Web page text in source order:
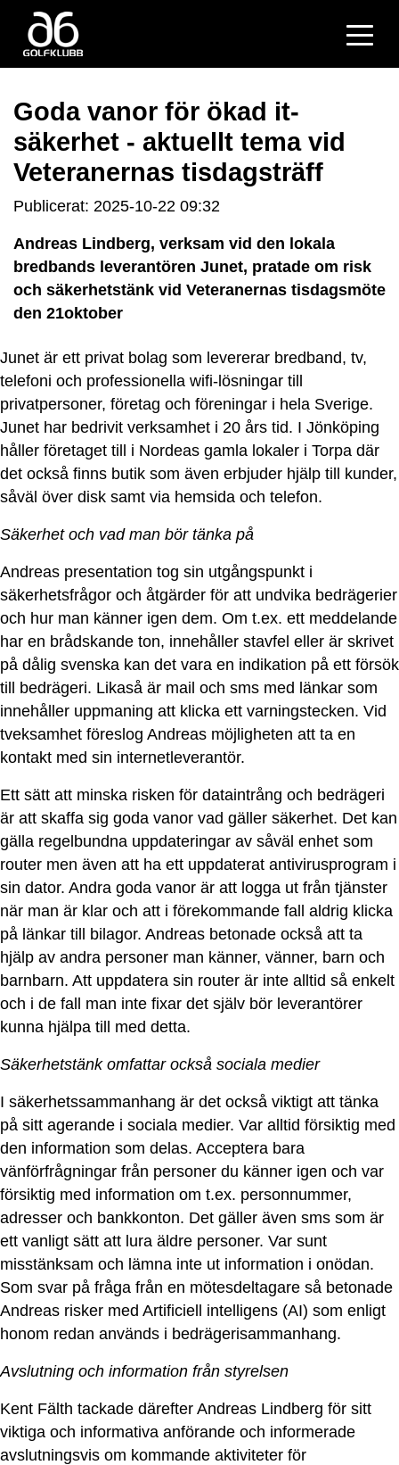
Goda vanor för ökad it-
säkerhet - aktuellt tema vid
Veteranernas tisdagsträff
Publicerat: 2025-10-22 09:32
Andreas Lindberg, verksam vid den lokala
bredbands leverantören Junet, pratade om risk
och säkerhetstänk vid Veteranernas tisdagsmöte
den 21oktober
Junet är ett privat bolag som levererar bredband, tv,
telefoni och professionella wifi-lösningar till
privatpersoner, företag och föreningar i hela Sverige.
Junet har bedrivit verksamhet i 20 års tid. I Jönköping
håller företaget till i Nordeas gamla lokaler i Torpa där
det också finns butik som även erbjuder hjälp till kunder,
såväl över disk samt via hemsida och telefon.
Säkerhet och vad man bör tänka på
Andreas presentation tog sin utgångspunkt i
säkerhetsfrågor och åtgärder för att undvika bedrägerier
och hur man känner igen dem. Om t.ex. ett meddelande
har en brådskande ton, innehåller stavfel eller är skrivet
på dålig svenska kan det vara en indikation på ett försök
till bedrägeri. Likaså är mail och sms med länkar som
innehåller uppmaning att klicka ett varningstecken. Vid
tveksamhet föreslog Andreas möjligheten att ta en
kontakt med sin internetleverantör.
Ett sätt att minska risken för dataintrång och bedrägeri
är att skaffa sig goda vanor vad gäller säkerhet. Det kan
gälla regelbundna uppdateringar av såväl enhet som
router men även att ha ett uppdaterat antivirusprogram i
sin dator. Andra goda vanor är att logga ut från tjänster
när man är klar och att i förekommande fall aldrig klicka
på länkar till bilagor. Andreas betonade också att ta
hjälp av andra personer man känner, vänner, barn och
barnbarn. Att uppdatera sin router är inte alltid så enkelt
och i de fall man inte fixar det själv bör leverantörer
kunna hjälpa till med detta.
Säkerhetstänk omfattar också sociala medier
I säkerhetssammanhang är det också viktigt att tänka
på sitt agerande i sociala medier. Var alltid försiktig med
den information som delas. Acceptera bara
vänförfrågningar från personer du känner igen och var
försiktig med information om t.ex. personnummer,
adresser och bankkonton. Det gäller även sms som är
ett vanligt sätt att lura äldre personer. Var sunt
misstänksam och lämna inte ut information i onödan.
Som svar på fråga från en mötesdeltagare så betonade
Andreas risker med Artificiell intelligens (AI) som enligt
honom redan används i bedrägerisammanhang.
Avslutning och information från styrelsen
Kent Fälth tackade därefter Andreas Lindberg för sitt
viktiga och informativa anförande och informerade
avslutningsvis om kommande aktiviteter för